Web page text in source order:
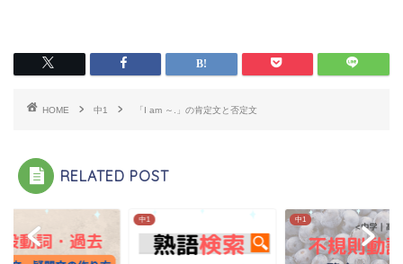
HOME 中1 「I am ～.」の肯定文と否定文
RELATED POST
中1 中1